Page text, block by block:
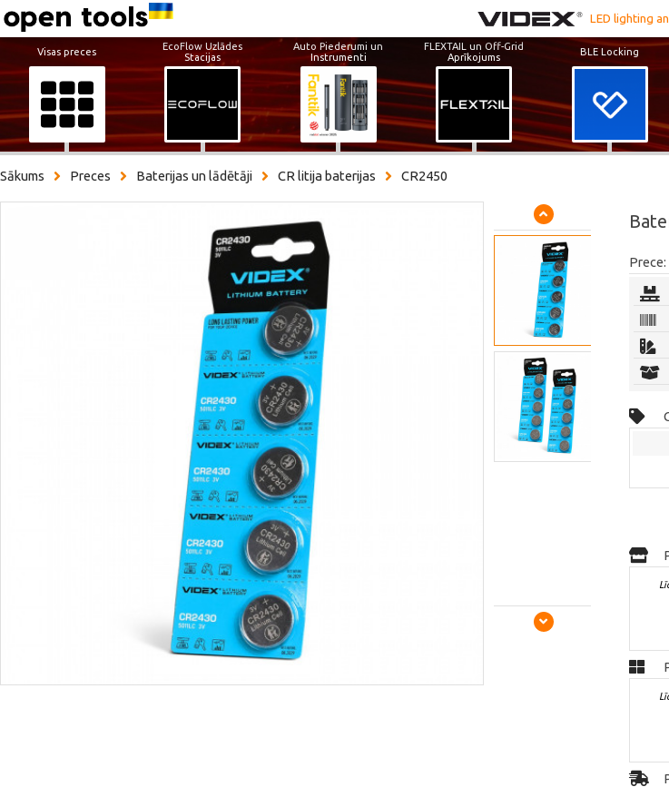
LED lighting
Visas preces
EcoFlow Uzlādes
Stacijas
Auto Piederumi un
Instrumenti
FLEXTAIL un Off-Grid
Aprīkojums
BLE Locking
Sākums Preces Baterijas un lādētāji CR litija baterijas CR2450
Prece: